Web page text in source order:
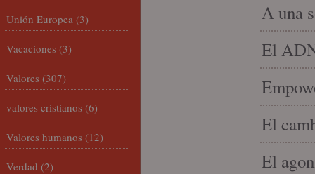
A una
El
El
El
Unión Europea (3)
Vacaciones (3)
Valores (307)
valores cristianos (6)
Valores humanos (12)
Verdad (2)